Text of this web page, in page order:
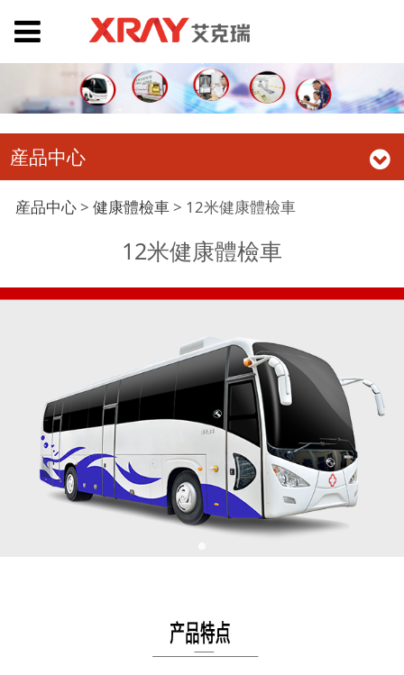
産品中心
12米健康體檢車
産品中心> 健康體檢車> 12米健康體檢車
12米健康體檢車